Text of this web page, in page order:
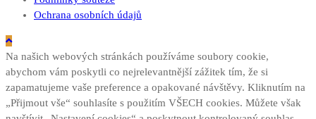
Ochrana osobních údajů
Na našich webových stránkách používáme soubory cookie,
abychom vám poskytli co nejrelevantnější zážitek tím, že si
zapamatujeme vaše preference a opakované návštěvy. Kliknutím na
„Přijmout vše“ souhlasíte s použitím VŠECH cookies. Můžete však